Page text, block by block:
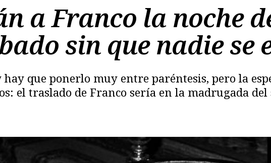
a Franco la noche
sin que nadie se
que ponerlo muy entre paréntesis, pero la
el traslado de Franco sería en la madrugada del
Copiar